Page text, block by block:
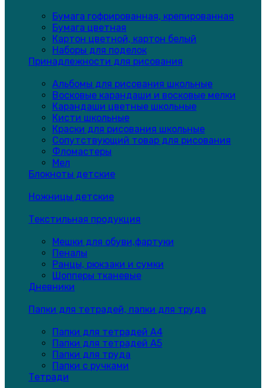
Бумага гофрированная, крепированная
Бумага цветная
Картон цветной, картон белый
Наборы для поделок
Принадлежности для рисования
Альбомы для рисования школьные
Восковые карандаши и восковые мелки
Карандаши цветные школьные
Кисти школьные
Краски для рисования школьные
Сопутствующий товар для рисования
Фломастеры
Мел
Блокноты детские
Ножницы детские
Текстильная продукция
Мешки для обуви,фартуки
Пеналы
Ранцы, рюкзаки и сумки
Шопперы тканевые
Дневники
Папки для тетрадей, папки для труда
Папки для тетрадей А4
Папки для тетрадей А5
Папки для труда
Папки с ручками
Тетради